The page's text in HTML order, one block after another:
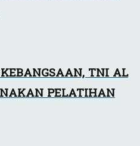
TNI AL
PELATIHAN